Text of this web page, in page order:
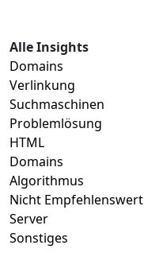
Alle Insights
Domains
Verlinkung
Suchmaschinen
Problemlösung
HTML
Domains
Algorithmus
Nicht Empfehlenswert
Server
Sonstiges